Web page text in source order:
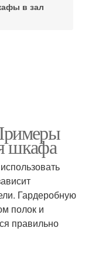
в зал
шкафа
Гардеробную
полок и
правильно